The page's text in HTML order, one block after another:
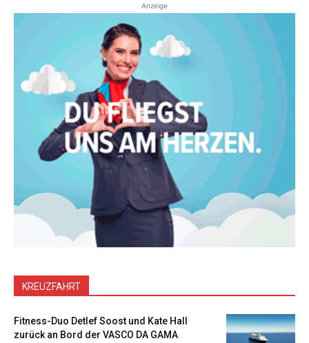
Anzeige
KREUZFAHRT
Fitness-Duo Detlef Soost und Kate Hall
zurück an Bord der VASCO DA GAMA